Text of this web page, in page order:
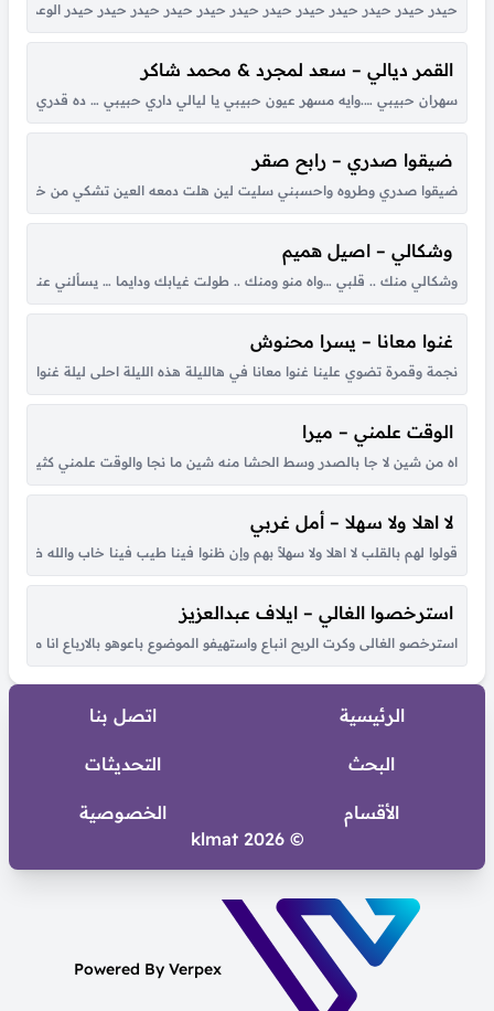
حيدر حيدر حيدر حيدر حيدر حيدر حيدر حيدر حيدر حيدر حيدر حيدر الوعد
القمر ديالي – سعد لمجرد & محمد شاكر
سهران حبيبي ….وايه مسهر عيون حبيبي يا ليالي داري حبيبي … ده قدري وده
ضيقوا صدري – رابح صقر
ضيقوا صدري وطروه واحسبني سليت لين هلت دمعه العين تشكي من خطاه لي
وشكالي – اصيل هميم
وشكالي منك .. قلبي …واه منو ومنك .. طولت غيابك ودايما … يسألني عنك
غنوا معانا – يسرا محنوش
نجمة وقمرة تضوي علينا غنوا معانا في هالليلة هذه الليلة احلى ليلة غنوا معانا
الوقت علمني – ميرا
اه من شين لا جا بالصدر وسط الحشا منه شين ما نجا والوقت علمني كثير
لا اهلا ولا سهلا – أمل غربي
قولوا لهم بالقلب لا اهلا ولا سهلاً بهم وإن ظنوا فينا طيب فينا خاب
استرخصوا الغالي – ايلاف عبدالعزيز
استرخصو الغالى وكرت الربح انباع واستهيفو الموضوع باعوهو بالارباع انا
الرئيسية اتصل بنا
البحث التحديثات
الأقسام
الخصوصية
© 2026 klmat
Powered By Verpex